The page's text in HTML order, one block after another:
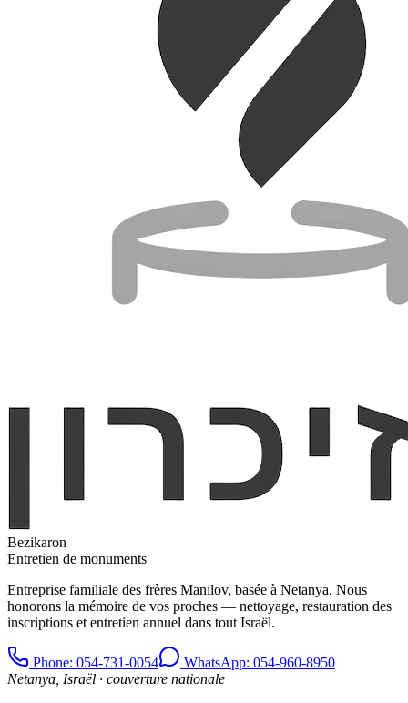
Bezikaron
Entretien de monuments
Entreprise familiale des frères Manilov, basée à Netanya. Nous
honorons la mémoire de vos proches — nettoyage, restauration des
inscriptions et entretien annuel dans tout Israël.
Phone: 054-731-0054
WhatsApp: 054-960-8950
Netanya, Israël · couverture nationale